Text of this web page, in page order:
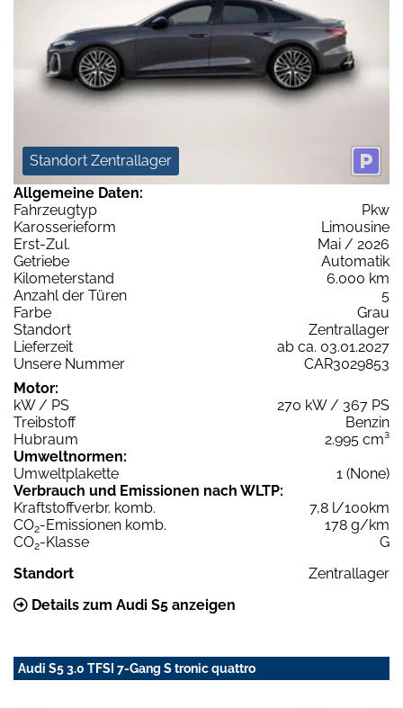
Standort Zentrallager
Allgemeine Daten:
Fahrzeugtyp
Pkw
Karosserieform
Limousine
Erst-Zul.
Mai / 2026
Getriebe
Automatik
Kilometerstand
6.000 km
Anzahl der Türen
5
Farbe
Grau
Standort
Zentrallager
Lieferzeit
ab ca. 03.01.2027
Unsere Nummer
CAR3029853
Motor:
kW / PS
270 kW / 367 PS
Treibstoff
Benzin
Hubraum
2.995 cm³
Umweltnormen:
Umweltplakette
1 (None)
Verbrauch und Emissionen nach WLTP:
Kraftstoffverbr. komb.
7,8 l/100km
CO2-Emissionen komb.
178 g/km
CO2-Klasse
G
Standort
Zentrallager
Details zum Audi S5 anzeigen
Audi S5 3.0 TFSI 7-Gang S tronic quattro